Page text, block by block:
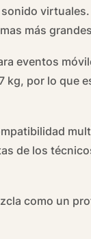
más
eventos
kg, por lo que
de los
como un